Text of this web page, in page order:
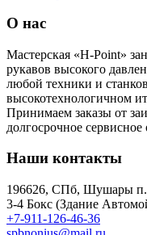
О нас
Мастерская «H-Point»
рукавов высокого
любой техники и
высокотехнологичном
Принимаем заказы от
долгосрочное
Наши контакты
196626, СПб, Шушары п.
3-4 Бокс (Здание
+7-911-126-46-36